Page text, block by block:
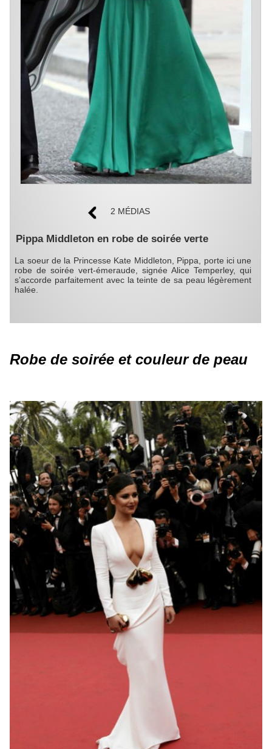
2 MÉDIAS
Pippa Middleton en robe de soirée verte
La soeur de la Princesse Kate Middleton, Pippa, porte ici une
robe de soirée vert-émeraude, signée Alice Temperley, qui
s’accorde parfaitement avec la teinte de sa peau légèrement
halée.
Robe de soirée et couleur de peau